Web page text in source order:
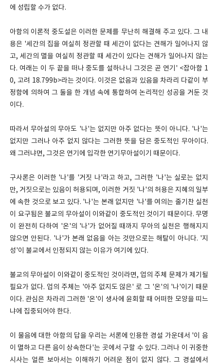
에 성립할 수가 없다.
아함의 이론적 중도설은 이러한 문제를 무난히 해결해 주고 있다. 그 내
용은 '세간의 집을 여실히 정관할 때 세간이 없다는 견해가 일어나지 않
고, 세간의 멸을 여실히 정관할 때 세간이 있다는 견해가 일어나지 않는
다. 여래는 이 두 끝을 떠나 중도를 설하나니 그것은 곧 연기' <잡아함 1
0, 고려 18.799b>라는 것이다. 이것은 없음과 있음을 차라리 다같이 부
정함에 의하여 그 둘을 한 개념 속에 통합하여 논리적인 성공을 거둔 것
이다.
따라서 무아설의 무아도 '나'는 없지만 아주 없다는 뜻이 아니다. '나'는
없지만 그러나 아주 없지 않다는 그러한 뜻을 담은 중도적인 무아이다.
왜 그러냐면, 그것은 연기에 입각한 연기무아설이기 때문이다.
구사론은 이러한 '나'를 '거짓 나'라고 하고, 그러한 '나'는 실로는 없지
만, 거짓으로는 있음이 허용되며, 이러한 거짓 '나'의 허용은 지혜의 일부
에 속한 것으로 보고 있다. '나'는 본래 없지만 '나'를 여의는 줄기찬 실천
이 요구됨은 불교의 무아설이 이와같이 중도적인 것이기 때문이다. 무명
이 완전히 다하여 '온'의 '나'가 없어질 때까지 무아의 실천은 행해지지
않으면 안된다. '나'가 본래 없음을 아는 것만으로는 해탈이 아니다. '지
성'이 불교에서 인정되지 않는 이유가 여기에 있다.
불교의 무아설이 이와같이 중도적인 것이라면, 업의 주체 문제가 제기될
필요가 없다. 업의 주체는 '아주 없지도 않은' 로 그 '온'의 '나'이기 때문
이다. 관심은 차라리 그러한 '온'이 생사에 윤회할 때 어떠한 모양을 띠느
냐에 집중되어야 한다.
이 물음에 대한 아함의 답을 우리는 서론에 인용한 경설 가운데서 '이 음
이 멸하고 다른 음이 상속한다'는 곳에서 구할 수 있다. 그러나 이 귀중한
시사는 얼른 보아서는 이해하기 어려운 점이 없지 않다. 그 경설에서